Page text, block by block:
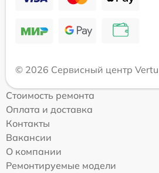
© 2026 Сервисный центр Vertu
Стоимость ремонта
Оплата и доставка
Контакты
Вакансии
О компании
Ремонтируемые модели